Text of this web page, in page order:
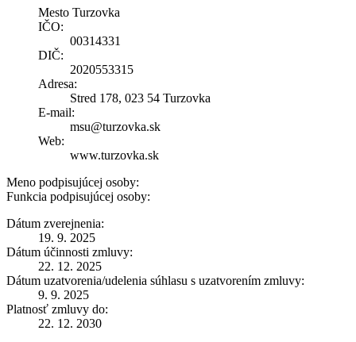
Mesto Turzovka
IČO:
00314331
DIČ:
2020553315
Adresa:
Stred 178, 023 54 Turzovka
E-mail:
msu@turzovka.sk
Web:
www.turzovka.sk
Meno podpisujúcej osoby:
Funkcia podpisujúcej osoby:
Dátum zverejnenia:
19. 9. 2025
Dátum účinnosti zmluvy:
22. 12. 2025
Dátum uzatvorenia/udelenia súhlasu s uzatvorením zmluvy:
9. 9. 2025
Platnosť zmluvy do:
22. 12. 2030